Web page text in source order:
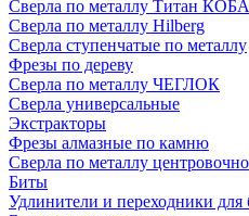
Сверла по металлу Титан
Сверла по металлу Hilberg
Сверла ступенчатые по металлу
Фрезы по дереву
Сверла по металлу ЧЕГЛОК
Сверла универсальные
Экстракторы
Фрезы алмазные по камню
Сверла по металлу
Биты
Удлинители и переходники для